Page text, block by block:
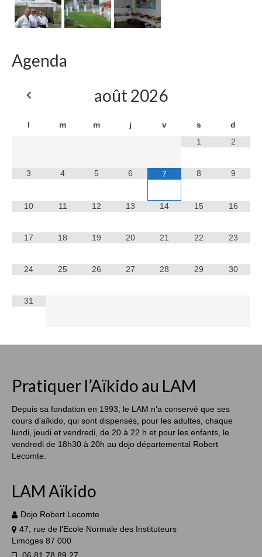
Agenda
août 2026
l m m j v s
d
1
2
3 4 5 6 7 8 9
10 11 12 13 14 15 16
17 18 19 20 21 22 23
24 25 26 27 28 29 30
31
Pratiquer l’Aïkido au LAM
Depuis sa fondation en 1993, le LAM n’a conservé que ses
cours d’aïkido, qui sont dispensés, pour les adultes, chaque
lundi, jeudi et vendredi, de 20 à 22 h et pour les enfants, le
vendredi de 18h30 à 20h au dojo départemental Robert
Lecomte.
LAM Aïkido
Dojo Robert Lecomte
47, rue de l'Ecole Normale des Instituteurs
Limoges 87 000
06 81 78 89 27